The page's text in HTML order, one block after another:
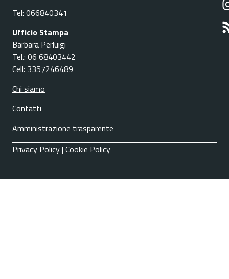
Tel: 066840341
Ufficio Stampa
Barbara Perluigi
Tel.: 06 68403442
Cell: 3357246489
Chi siamo
Contatti
Amministrazione trasparente
Privacy Policy| Cookie Policy